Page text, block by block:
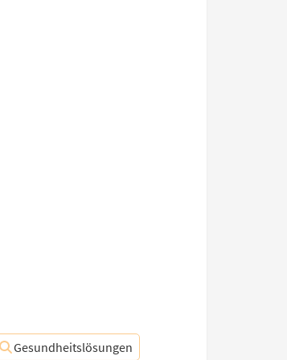
Gesundheitslösungen